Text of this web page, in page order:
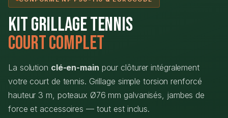
Kit Grillage Tennis
Court Complet
La solution clé-en-main pour clôturer intégralement
votre court de tennis. Grillage simple torsion renforcé
hauteur 3 m, poteaux Ø76 mm galvanisés, jambes de
force et accessoires — tout est inclus.